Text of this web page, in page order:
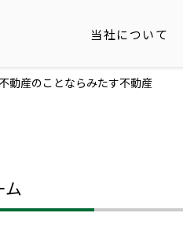
当社について
動産のことならみたす不動産
ム